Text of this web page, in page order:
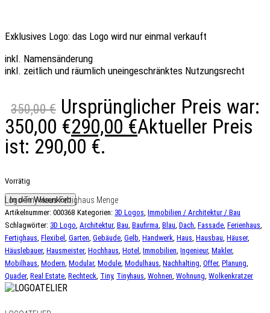
Exklusives Logo: das Logo wird nur einmal verkauft
inkl. Namensänderung
inkl. zeitlich und räumlich uneingeschränktes Nutzungsrecht
350,00€ Ursprünglicher Preis war:
350,00 €290,00 €Aktueller Preis
ist: 290,00 €.
Vorrätig
Logo Tiny Haus Fertighaus Menge
In den Warenkorb
Artikelnummer: 000368 Kategorien: 3D Logos Immobilien / Architektur / Bau
Schlagwörter: 3D Logo Architektur, Bau Baufirma Blau Dach Fassade Ferienhaus
Fertighaus Flexibel Garten Gebäude Gelb Handwerk Haus Hausbau Häuser,
Häuslebauer, Hausmeister, Hochhaus Hotel Immobilien Ingenieur, Makler,
Mobilhaus Modern Modular, Module Modulhaus Nachhalting Offer, Planung
Quader, Real Estate Rechteck Tiny, Tinyhaus Wohnen Wohnung Wolkenkratzer